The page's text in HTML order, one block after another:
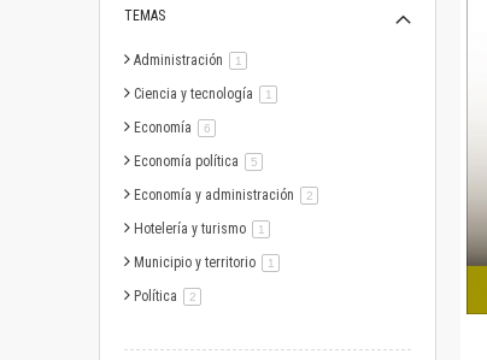
TEMAS
Administración 1
Ciencia y tecnología 1
Economía 6artículo
Economía política 5artículo
Economía y administración 2artículo
Hotelería y turismo 1
Municipio y territorio 1
Política 2artículo